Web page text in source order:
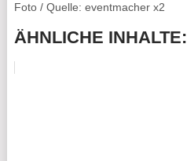
Foto / Quelle: eventmacher x2
ÄHNLICHE INHALTE: